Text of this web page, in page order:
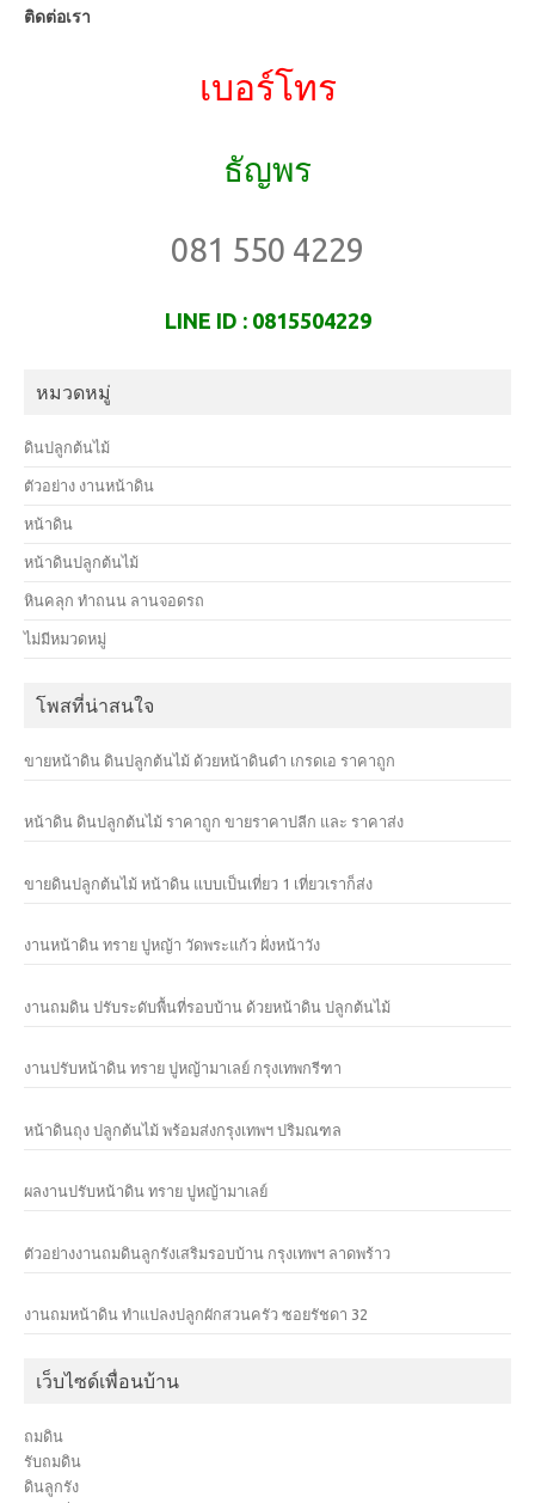
o
ติดต่อเรา
เบอร์โทร
ธัญพร
081 550 4229
LINE ID : 0815504229
หมวดหมู่
ดินปลูกต้นไม้
ตัวอย่าง งานหน้าดิน
หน้าดิน
หน้าดินปลูกต้นไม้
หินคลุก ทำถนน ลานจอดรถ
ไม่มีหมวดหมู่
โพสที่น่าสนใจ
ขายหน้าดิน ดินปลูกต้นไม้ ด้วยหน้าดินดำ เกรดเอ ราคาถูก
หน้าดิน ดินปลูกต้นไม้ ราคาถูก ขายราคาปลีก และ ราคาส่ง
ขายดินปลูกต้นไม้ หน้าดิน แบบเป็นเที่ยว 1 เที่ยวเราก็ส่ง
งานหน้าดิน ทราย ปูหญ้า วัดพระแก้ว ฝั่งหน้าวัง
งานถมดิน ปรับระดับพื้นที่รอบบ้าน ด้วยหน้าดิน ปลูกต้นไม้
งานปรับหน้าดิน ทราย ปูหญ้ามาเลย์ กรุงเทพกรีฑา
หน้าดินถุง ปลูกต้นไม้ พร้อมส่งกรุงเทพฯ ปริมณฑล
ผลงานปรับหน้าดิน ทราย ปูหญ้ามาเลย์
ตัวอย่างงานถมดินลูกรังเสริมรอบบ้าน กรุงเทพฯ ลาดพร้าว
งานถมหน้าดิน ทำแปลงปลูกผักสวนครัว ซอยรัชดา 32
เว็บไซด์เพื่อนบ้าน
ถมดิน
รับถมดิน
ดินลูกรัง